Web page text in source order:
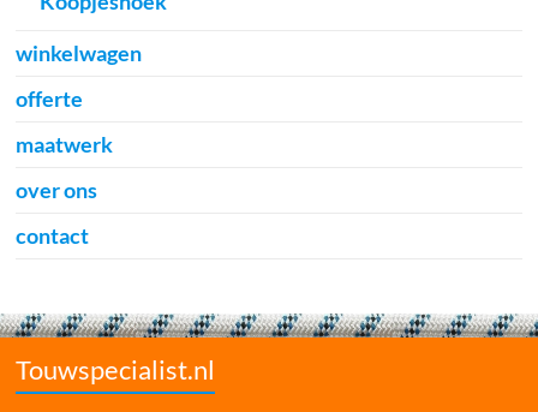
winkelwagen
offerte
maatwerk
over ons
contact
Touwspecialist.nl